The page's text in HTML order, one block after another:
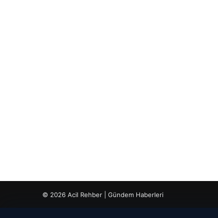
© 2026 Acil Rehber | Gündem Haberleri